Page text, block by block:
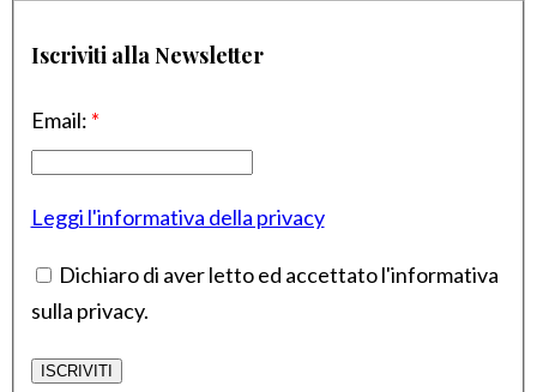
Iscriviti alla Newsletter
Email: *
Leggi l'informativa della privacy
Dichiaro di aver letto ed accettato l'informativa
sulla privacy.